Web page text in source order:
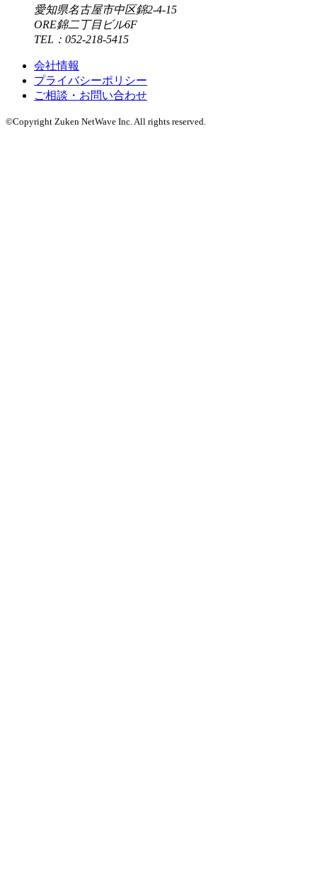
愛知県名古屋市中区錦2-4-15
ORE錦二丁目ビル6F
TEL：052-218-5415
会社情報
プライバシーポリシー
ご相談・お問い合わせ
©Copyright Zuken NetWave Inc. All rights reserved.